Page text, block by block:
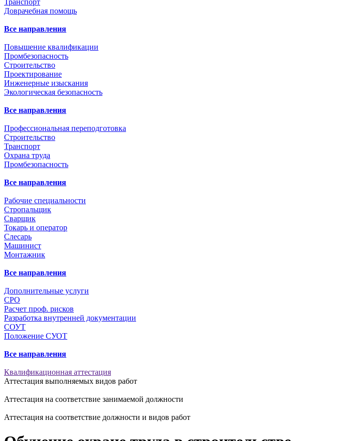
Транспорт
Доврачебная помощь
Все направления
Повышение квалификации
Промбезопасность
Строительство
Проектирование
Инженерные изыскания
Экологическая безопасность
Все направления
Профессиональная переподготовка
Строительство
Транспорт
Охрана труда
Промбезопасность
Все направления
Рабочие специальности
Стропальщик
Сварщик
Токарь и оператор
Слесарь
Машинист
Монтажник
Все направления
Дополнительные услуги
СРО
Расчет проф. рисков
Разработка внутренней документации
СОУТ
Положение СУОТ
Все направления
Квалификационная аттестация
Аттестация выполняемых видов работ
Аттестация на соответствие занимаемой должности
Аттестация на соответствие должности и видов работ